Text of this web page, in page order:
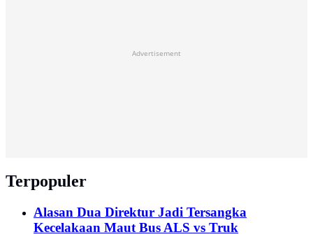
Advertisement
Terpopuler
Alasan Dua Direktur Jadi Tersangka
Kecelakaan Maut Bus ALS vs Truk